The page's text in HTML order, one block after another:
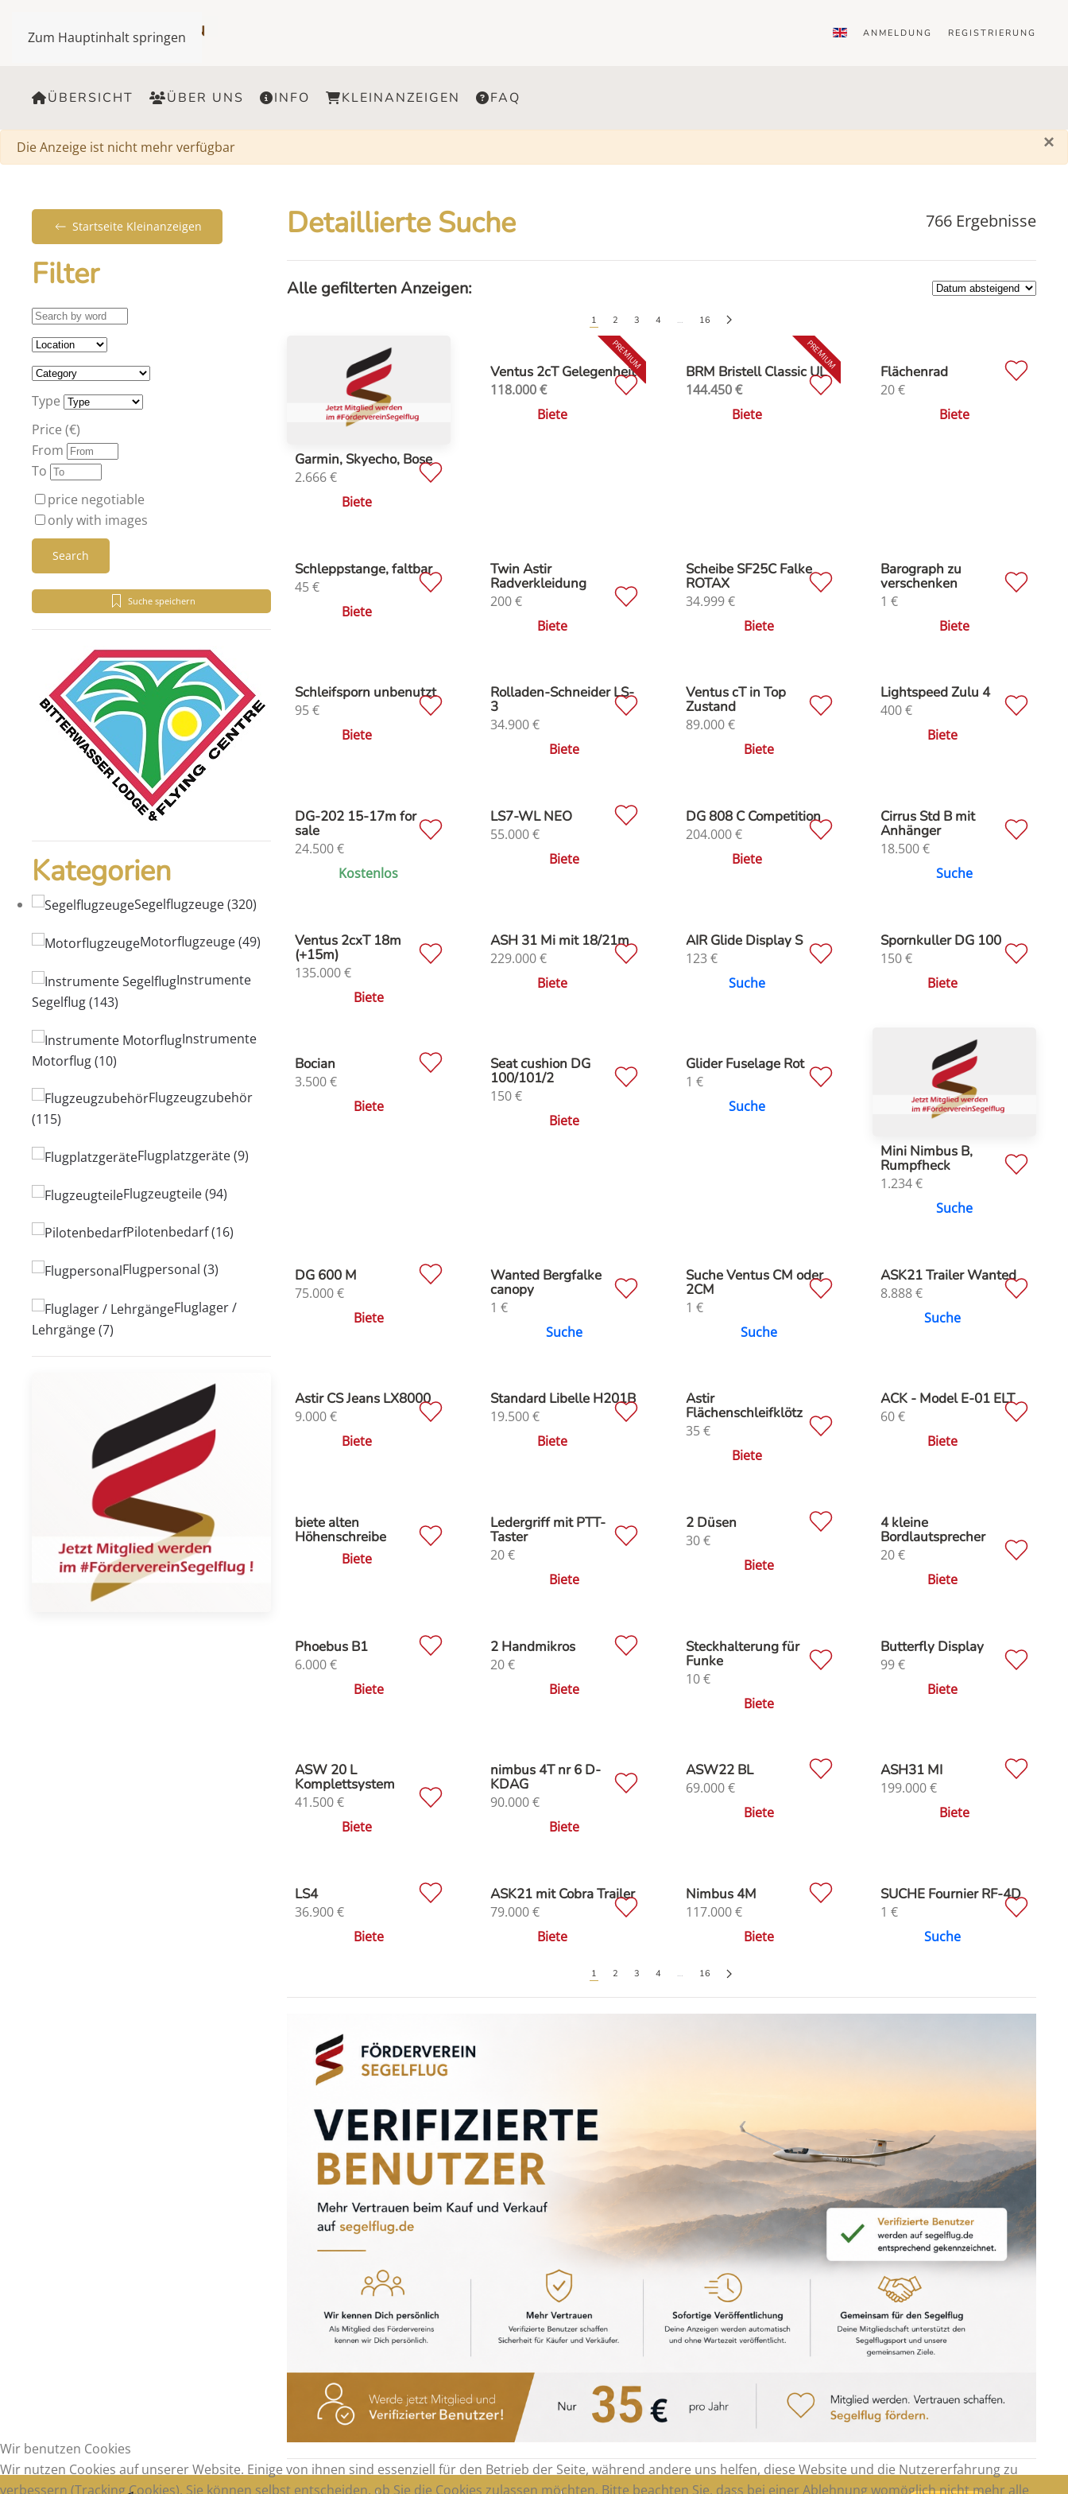
Zum Hauptinhalt springen ANMELDUNG REGISTRIERUNG
ÜBERSICHT ÜBER UNS INFO KLEINANZEIGEN FAQ
×
Warnung
Die Anzeige ist nicht mehr verfügbar
Startseite Kleinanzeigen Detaillierte Suche 766 Ergebnisse
Filter
Type
Price (€)
From
To
price negotiable
only with images
Search
Suche speichern
Kategorien
Segelflugzeuge(320)
Motorflugzeuge(49)
Instrumente
Segelflug(143)
Instrumente
Motorflug(10)
Flugzeugzubehör
(115)
Flugplatzgeräte(9)
Flugzeugteile(94)
Pilotenbedarf(16)
Flugpersonal (3)
Fluglager /
Lehrgänge(7)
Alle gefilterten Anzeigen:
1 2 3 4 … 16
Garmin, Skyecho, Bose
2.666€
Biete
Ventus 2cT Gelegenheit
118.000€
Biete
BRM Bristell Classic UL
144.450 €
Biete
Flächenrad
20€
Biete
Schleppstange, faltbar
45€
Biete
Twin Astir
Radverkleidung
200€
Biete
Scheibe SF25C Falke
ROTAX
34.999 €
Biete
Barograph zu
verschenken
1 €
Biete
Schleifsporn unbenutzt
95€
Biete
Rolladen-Schneider LS-
3
34.900€
Biete
Ventus cT in Top
Zustand
89.000 €
Biete
Lightspeed Zulu 4
400€
Biete
DG-202 15-17m for
sale
24.500€
Kostenlos
LS7-WL NEO
55.000€
Biete
DG 808 C Competition
204.000 €
Biete
Cirrus Std B mit
Anhänger
18.500€
Suche
Ventus 2cxT 18m
(+15m)
135.000€
Biete
ASH 31 Mi mit 18/21m
229.000€
Biete
AIR Glide Display S
123 €
Suche
Spornkuller DG 100
150€
Biete
Bocian
3.500€
Biete
Seat cushion DG
100/101/2
150€
Biete
Glider Fuselage Rot
1 €
Suche
Mini Nimbus B,
Rumpfheck
1.234€
Suche
DG 600 M
75.000€
Biete
Wanted Bergfalke
canopy
1 €
Suche
Suche Ventus CM oder
2CM
1 €
Suche
ASK21 Trailer Wanted
8.888€
Suche
Astir CS Jeans LX8000
9.000€
Biete
Standard Libelle H201B
19.500€
Biete
Astir
Flächenschleifklötz
35 €
Biete
ACK - Model E-01 ELT
60€
Biete
biete alten
Höhenschreibe
Biete
Ledergriff mit PTT-
Taster
20€
Biete
2 Düsen
30 €
Biete
4 kleine
Bordlautsprecher
20€
Biete
Phoebus B1
6.000€
Biete
2 Handmikros
20€
Biete
Steckhalterung für
Funke
10 €
Biete
Butterfly Display
99€
Biete
ASW 20 L
Komplettsystem
41.500€
Biete
nimbus 4T nr 6 D-
KDAG
90.000€
Biete
ASW22 BL
69.000 €
Biete
ASH31 MI
199.000€
Biete
LS4
36.900€
Biete
ASK21 mit Cobra Trailer
79.000€
Biete
Nimbus 4M
117.000 €
Biete
SUCHE Fournier RF-4D
1 €
Suche
1 2 3 4 … 16
Wir benutzen Cookies
Wir nutzen Cookies auf unserer Website. Einige von ihnen sind essenziell für den Betrieb der Seite, während andere uns helfen, diese Website und die Nutzererfahrung zu
verbessern (Tracking Cookies). Sie können selbst entscheiden, ob Sie die Cookies zulassen möchten. Bitte beachten Sie, dass bei einer Ablehnung womöglich nicht mehr alle